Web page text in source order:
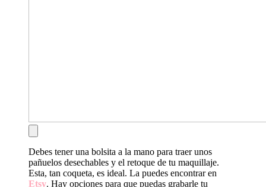
Debes tener una bolsita a la mano para traer unos
pañuelos desechables y el retoque de tu maquillaje.
Esta, tan coqueta, es ideal. La puedes encontrar en
Etsy. Hay opciones para que puedas grabarle tu